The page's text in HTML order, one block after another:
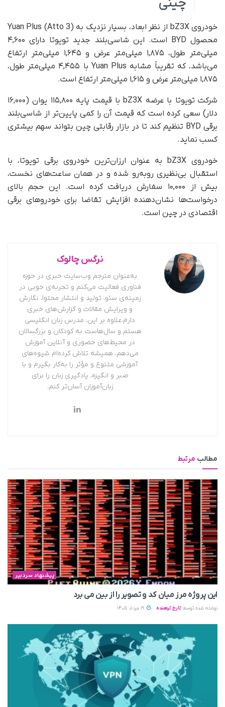
خودروی bZ3X از نظر ابعاد، بسیار نزدیک به Yuan Plus (Atto 3)
محصول BYD است. این شاسی‌بلند جدید تویوتا دارای ۴,۶۰۰
میلی‌متر طول، ۱,۸۷۵ میلی‌متر عرض و ۱,۶۴۵ میلی‌متر ارتفاع
می‌باشد، که تقریباً مشابه Yuan Plus با ۴,۴۵۵ میلی‌متر طول،
۱,۸۷۵ میلی‌متر عرض و ۱,۶۱۵ میلی‌متر ارتفاع است.
شرکت تویوتا با عرضه bZ3X با قیمت پایه ۱۱۵,۸۰۰ یوان (۱۶,۰۰۰
دلار) سعی کرده است که قیمت آن را کمی پایین‌تر از شاسی‌بلند
برقی BYD تنظیم کند تا در بازار رقابتی چین بتواند سهم بیشتری
کسب نماید.
خودروی bZ3X به‌ عنوان ارزان‌ترین خودروی برقی تویوتا، با
استقبال بی‌نظیری روبه‌رو شده و در همان ساعت‌های نخست،
بیش از ۱۰,۰۰۰ سفارش دریافت کرده است. این حجم بالای
درخواست‌ها نشان‌دهنده افزایش تقاضا برای خودروهای برقی
اقتصادی در چین است.
نرگس چالوک
به‌عنوان مترجم وب‌سایت خبری در حوزه
فناوری فعالیت می‌کنم و تجربه‌ی خوبی در
زمینه‌ی سئو، تولید و انتشار محتوا، نگارش
و ویرایش مقالات و گزارش‌های خبری
دارم.علاوه بر این، مدرس زبان انگلیسی
هستم و سال‌هاست به کودکان و بزرگسالان
در محیط‌های حضوری و آنلاین آموزش
می‌دهم. همیشه تلاش کرده‌ام شیوه‌های
آموزشی متنوع و مؤثر را به‌کار بگیرم و با
صبر و انگیزه، یادگیری زبان را برای
زبان‌آموزان آسان‌تر کنم.
مطالب مرتبط
پیشنهاد سردبیر
این پروژه مرز میان کد و تصویر را از بین می‌ برد
نوشته شده توسط تارخ ترهنده